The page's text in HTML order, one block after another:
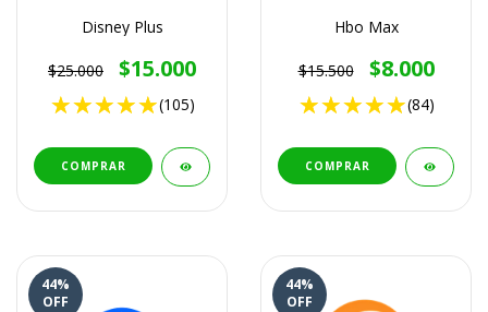
Disney Plus
$25.000 $15.000
(105)
COMPRAR
Hbo Max
$15.500 $8.000
(84)
COMPRAR
44%
OFF
44%
OFF